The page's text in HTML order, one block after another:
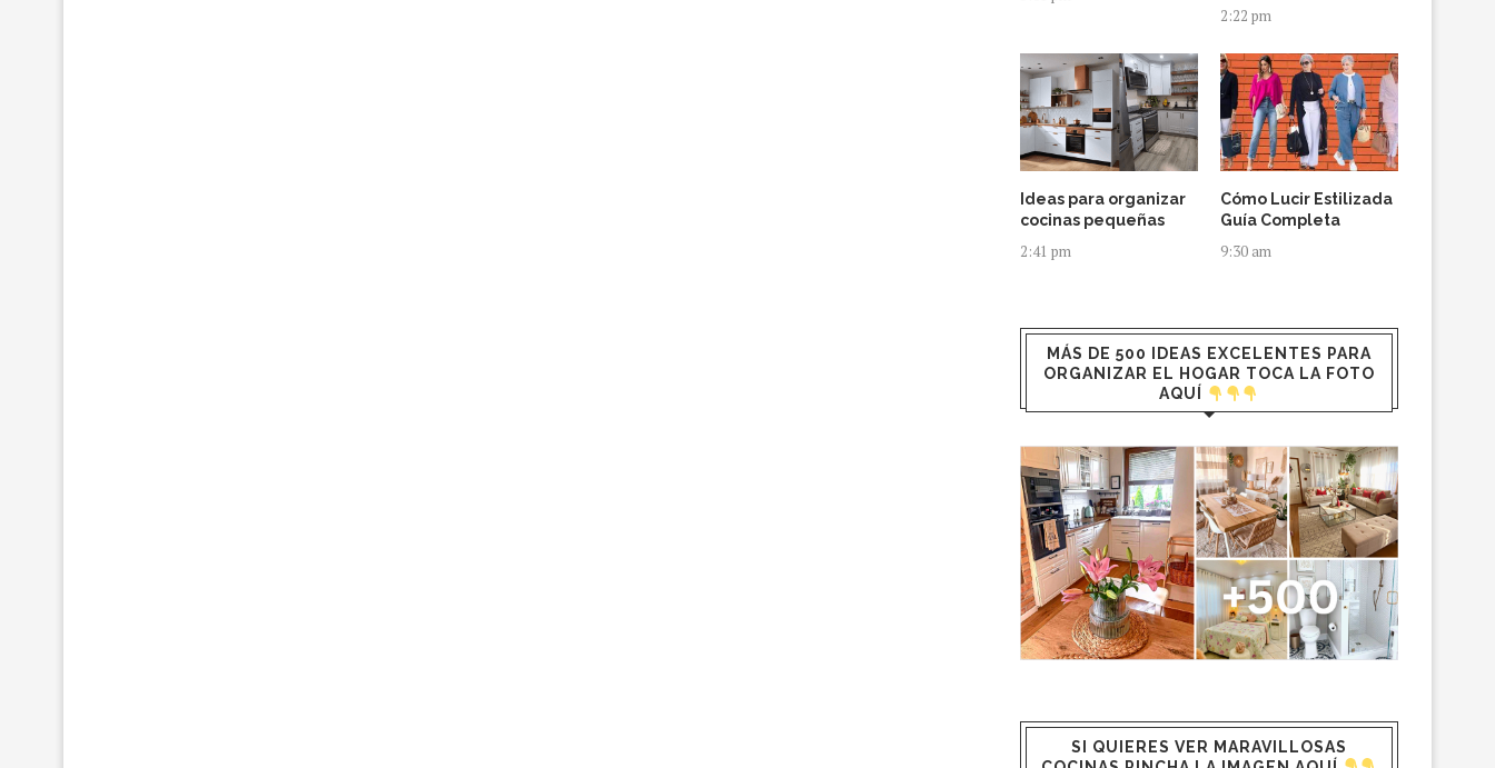
2:22 pm
Ideas para organizar
cocinas pequeñas
2:41 pm
Cómo Lucir Estilizada
Guía Completa
9:30 am
MÁS DE 500 IDEAS EXCELENTES PARA
ORGANIZAR EL HOGAR TOCA LA FOTO
AQUÍ
SI QUIERES VER MARAVILLOSAS